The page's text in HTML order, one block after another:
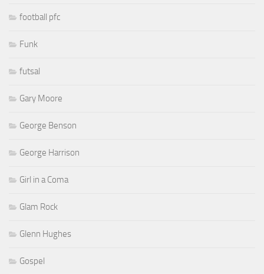
football pfc
Funk
futsal
Gary Moore
George Benson
George Harrison
Girl in a Coma
Glam Rock
Glenn Hughes
Gospel